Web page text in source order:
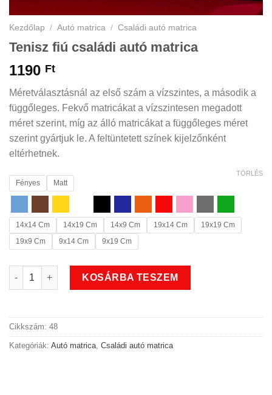
Kezdőlap / Autó matrica / Családi autó matrica
Tenisz fiú családi autó matrica
1190 Ft
Méretválasztásnál az első szám a vízszintes, a második a
függőleges. Fekvő matricákat a vízszintesen megadott
méret szerint, míg az álló matricákat a függőleges méret
szerint gyártjuk le. A feltüntetett színek kijelzőnként
eltérhetnek.
Fényes Matt
14x14 Cm 14x19 Cm 14x9 Cm 19x14 Cm
19x19 Cm
19x9 Cm
9x14 Cm 9x19 Cm
TÖRLÉS
Tenisz fiú családi autó matrica mennyiség
KOSÁRBA TESZEM
Cikkszám: 48
Kategóriák: Autó matrica Családi autó matrica